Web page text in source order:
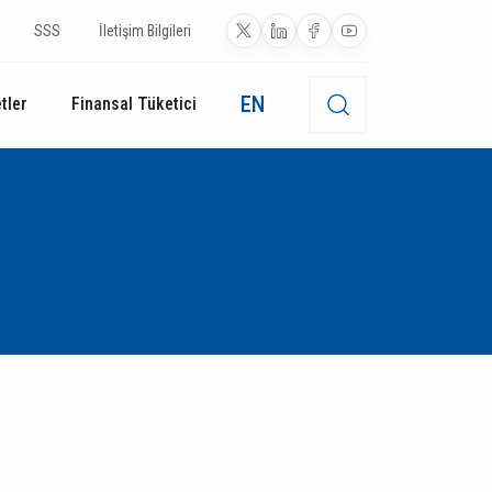
SSS İletişim Bilgileri
Finansal Tüketici EN